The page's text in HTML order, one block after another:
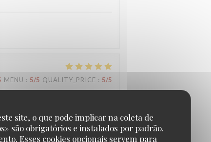
site, o que pode implicar na coleta de
são obrigatórios e instalados por padrão.
Esses cookies opcionais servem para
MENU : 5/5 QUALITY_PRICE : 5/5